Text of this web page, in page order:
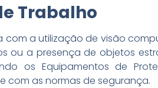
Trabalho
a utilização de visão
a presença de objetos
os Equipamentos de
com as normas de segurança.